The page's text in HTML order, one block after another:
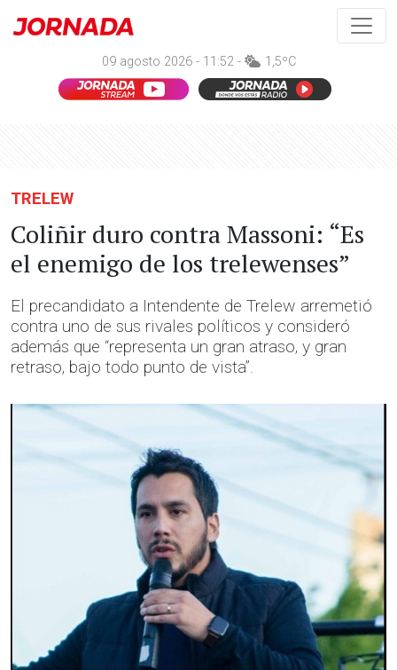
09 agosto 2026 - 11:52 - 1,5ºC
TRELEW
Coliñir duro contra Massoni: “Es
el enemigo de los trelewenses”
El precandidato a Intendente de Trelew arremetió
contra uno de sus rivales políticos y consideró
además que “representa un gran atraso, y gran
retraso, bajo todo punto de vista”.